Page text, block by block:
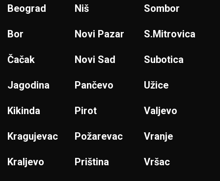
Beograd
Bor
Čačak
Jagodina
Kikinda
Kragujevac
Kraljevo
Niš
Novi Pazar
Novi Sad
Pančevo
Pirot
Požarevac
Priština
Sombor
S.Mitrovica
Subotica
Užice
Valjevo
Vranje
Vršac